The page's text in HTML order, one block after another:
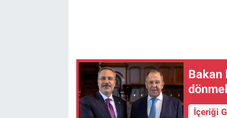
Bakan
İçeriği
Günün görüntüsü